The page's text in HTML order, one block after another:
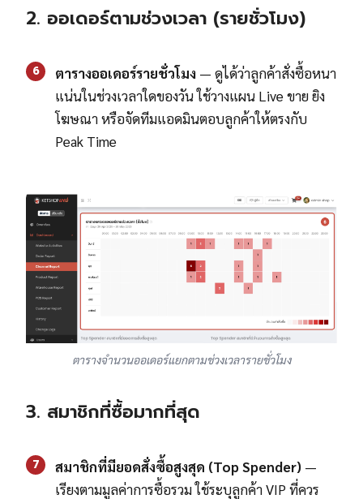
2. ออเดอร์ตามช่วงเวลา (รายชั่วโมง)
6 ตารางออเดอร์รายชั่วโมง — ดูได้ว่าลูกค้าสั่งซื้อหนา
แน่นในช่วงเวลาใดของวัน ใช้วางแผน Live ขาย ยิง
โฆษณา หรือจัดทีมแอดมินตอบลูกค้าให้ตรงกับ
Peak Time
ตารางจำนวนออเดอร์แยกตามช่วงเวลารายชั่วโมง
3. สมาชิกที่ซื้อมากที่สุด
7 สมาชิกที่มียอดสั่งซื้อสูงสุด (Top Spender) —
เรียงตามมูลค่าการซื้อรวม ใช้ระบุลูกค้า VIP ที่ควร